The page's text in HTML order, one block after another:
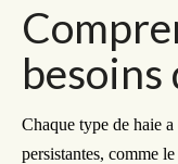
besoins
Chaque type de haie
persistantes, comme